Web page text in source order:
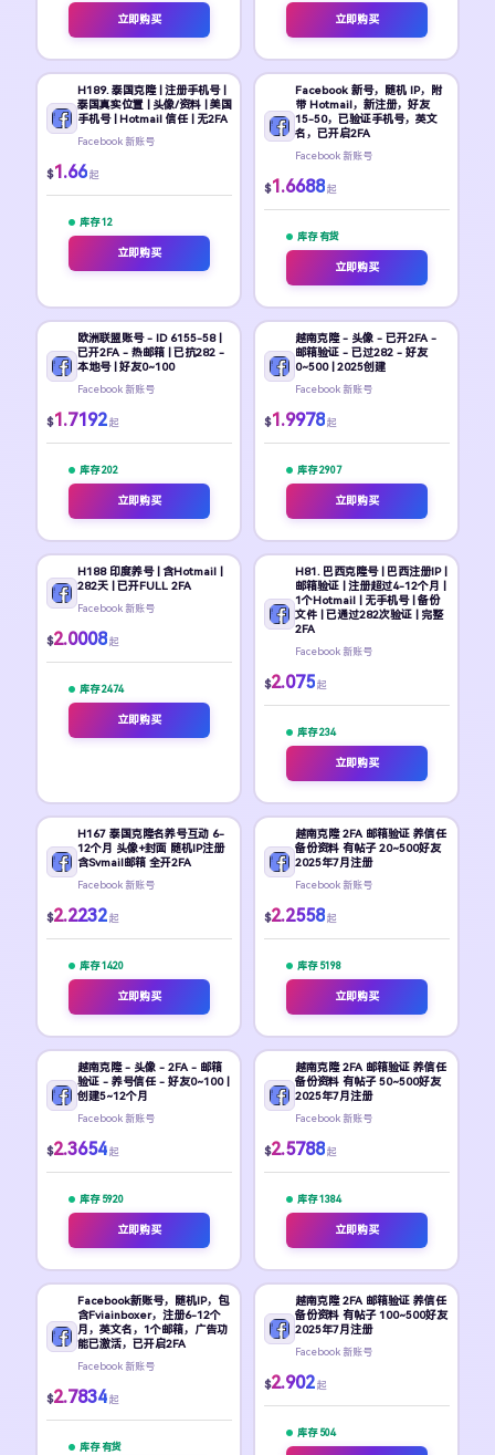
立即购买 立即购买
H189. 泰国克隆 | 注册手机号 |
泰国真实位置 | 头像/资料 | 美国
手机号 | Hotmail 信任 | 无2FA
Facebook 新账号
$1.66 起
库存 12
立即购买
Facebook 新号，随机 IP，附
带 Hotmail，新注册，好友
15-50，已验证手机号，英文
名，已开启2FA
Facebook 新账号
$1.6688 起
库存 有货
立即购买
欧洲联盟账号 - ID 6155-58 |
已开2FA - 热邮箱 | 已抗282 -
本地号 | 好友0~100
Facebook 新账号
$1.7192 起
库存 202
立即购买
越南克隆 - 头像 - 已开2FA -
邮箱验证 - 已过282 - 好友
0~500 | 2025创建
Facebook 新账号
$1.9978 起
库存 2907
立即购买
H188 印度养号 | 含Hotmail |
282天 | 已开FULL 2FA
Facebook 新账号
$2.0008 起
库存 2474
立即购买
H81. 巴西克隆号 | 巴西注册IP |
邮箱验证 | 注册超过4-12个月 |
1个Hotmail | 无手机号 | 备份
文件 | 已通过282次验证 | 完整
2FA
Facebook 新账号
$2.075 起
库存 234
立即购买
H167 泰国克隆名养号互动 6-
12个月 头像+封面 随机IP注册
含Svmail邮箱 全开2FA
Facebook 新账号
$2.2232 起
库存 1420
立即购买
越南克隆 2FA 邮箱验证 养信任
备份资料 有帖子 20~500好友
2025年7月注册
Facebook 新账号
$2.2558 起
库存 5198
立即购买
越南克隆 - 头像 - 2FA - 邮箱
验证 - 养号信任 - 好友0~100 |
创建5~12个月
Facebook 新账号
$2.3654 起
库存 5920
立即购买
越南克隆 2FA 邮箱验证 养信任
备份资料 有帖子 50~500好友
2025年7月注册
Facebook 新账号
$2.5788 起
库存 1384
立即购买
Facebook新账号，随机IP，包
含Fviainboxer，注册6-12个
月，英文名，1个邮箱，广告功
能已激活，已开启2FA
Facebook 新账号
$2.7834 起
库存 有货
越南克隆 2FA 邮箱验证 养信任
备份资料 有帖子 100~500好友
2025年7月注册
Facebook 新账号
$2.902 起
库存 504